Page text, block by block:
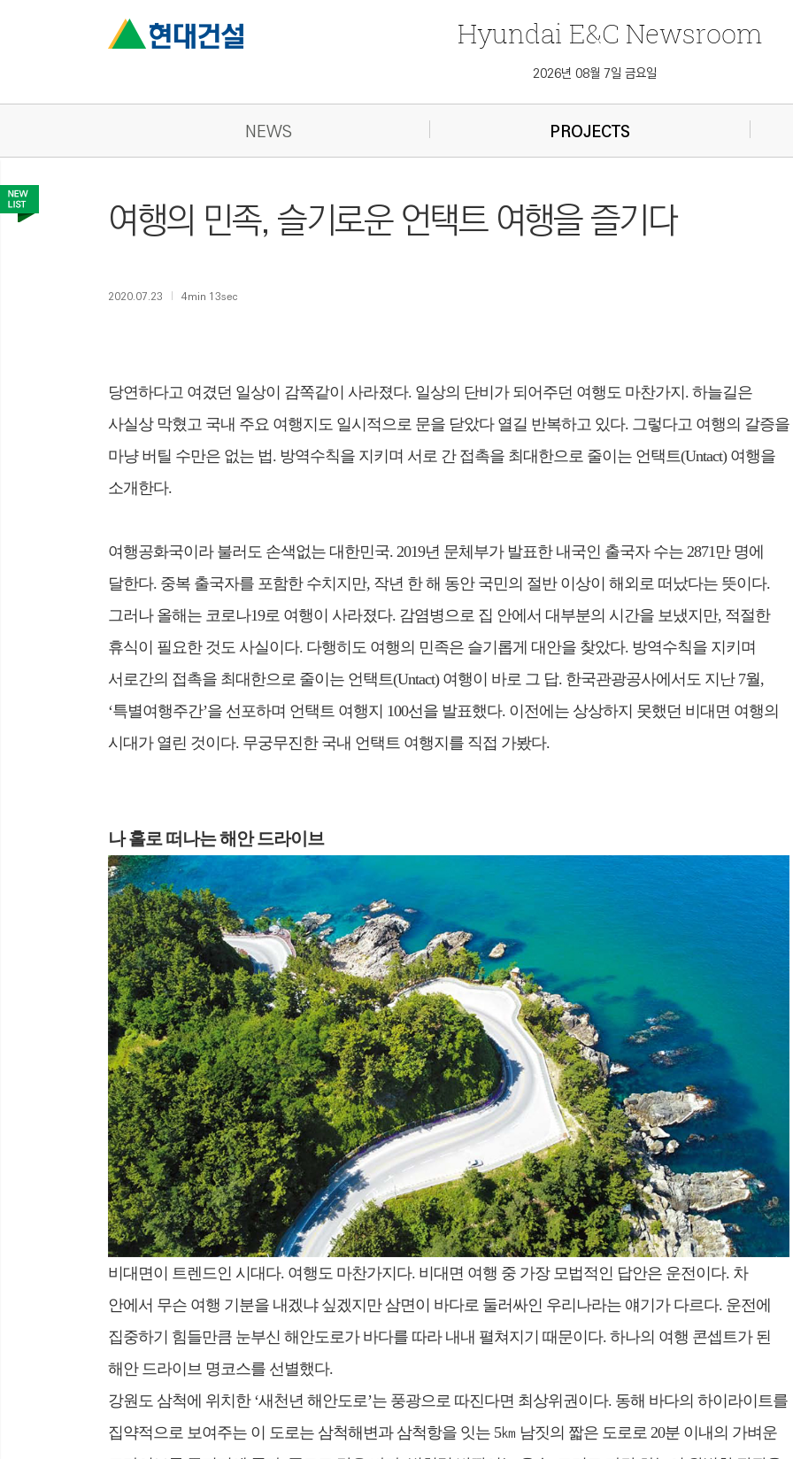
Hyundai E&C Newsroom
2026년 08월 7일 금요일
NEWS PROJECTS
여행의 민족, 슬기로운 언택트 여행을 즐기다
2020.07.23 4min 13sec
당연하다고 여겼던 일상이 감쪽같이 사라졌다. 일상의 단비가 되어주던 여행도 마찬가지. 하늘길은
사실상 막혔고 국내 주요 여행지도 일시적으로 문을 닫았다 열길 반복하고 있다. 그렇다고 여행의 갈증을
마냥 버틸 수만은 없는 법. 방역수칙을 지키며 서로 간 접촉을 최대한으로 줄이는 언택트(Untact) 여행을
소개한다.
여행공화국이라 불러도 손색없는 대한민국. 2019년 문체부가 발표한 내국인 출국자 수는 2871만 명에
달한다. 중복 출국자를 포함한 수치지만, 작년 한 해 동안 국민의 절반 이상이 해외로 떠났다는 뜻이다.
그러나 올해는 코로나19로 여행이 사라졌다. 감염병으로 집 안에서 대부분의 시간을 보냈지만, 적절한
휴식이 필요한 것도 사실이다. 다행히도 여행의 민족은 슬기롭게 대안을 찾았다. 방역수칙을 지키며
서로간의 접촉을 최대한으로 줄이는 언택트(Untact) 여행이 바로 그 답. 한국관광공사에서도 지난 7월,
‘특별여행주간’을 선포하며 언택트 여행지 100선을 발표했다. 이전에는 상상하지 못했던 비대면 여행의
시대가 열린 것이다. 무궁무진한 국내 언택트 여행지를 직접 가봤다.
나 홀로 떠나는 해안 드라이브
비대면이 트렌드인 시대다. 여행도 마찬가지다. 비대면 여행 중 가장 모법적인 답안은 운전이다. 차
안에서 무슨 여행 기분을 내겠냐 싶겠지만 삼면이 바다로 둘러싸인 우리나라는 얘기가 다르다. 운전에
집중하기 힘들만큼 눈부신 해안도로가 바다를 따라 내내 펼쳐지기 때문이다. 하나의 여행 콘셉트가 된
해안 드라이브 명코스를 선별했다.
강원도 삼척에 위치한 ‘새천년 해안도로’는 풍광으로 따진다면 최상위권이다. 동해 바다의 하이라이트를
집약적으로 보여주는 이 도로는 삼척해변과 삼척항을 잇는 5㎞ 남짓의 짧은 도로로 20분 이내의 가벼운